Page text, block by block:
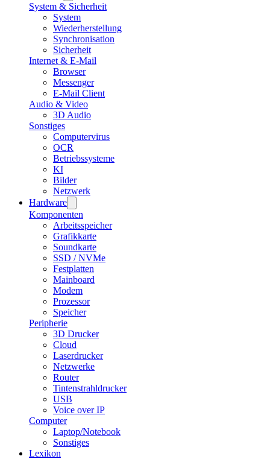
System & Sicherheit
System
Wiederherstellung
Synchronisation
Sicherheit
Internet & E-Mail
Browser
Messenger
E-Mail Client
Audio & Video
3D Audio
Sonstiges
Computervirus
OCR
Betriebssysteme
KI
Bilder
Netzwerk
Hardware
Komponenten
Arbeitsspeicher
Grafikkarte
Soundkarte
SSD / NVMe
Festplatten
Mainboard
Modem
Prozessor
Speicher
Peripherie
3D Drucker
Cloud
Laserdrucker
Netzwerke
Router
Tintenstrahldrucker
USB
Voice over IP
Computer
Laptop/Notebook
Sonstiges
Lexikon